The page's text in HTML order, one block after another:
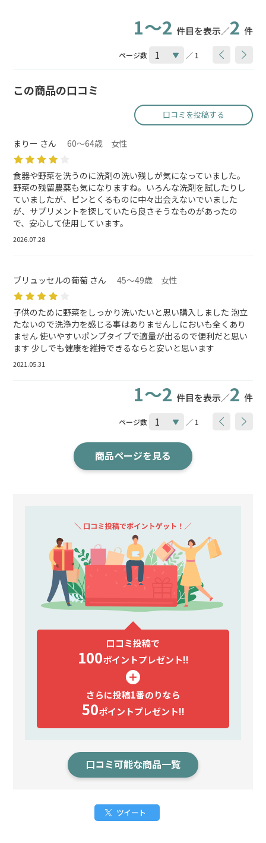
1～2 件目を表示／2 件
ページ数 ／ 1
この商品の口コミ
口コミを投稿する
まりー さん 60～64歳 女性
食器や野菜を洗うのに洗剤の洗い残しが気になっていました。
野菜の残留農薬も気になりますね。いろんな洗剤を試したりし
ていましたが、ピンとくるものに中々出会えないでいました
が、サプリメントを探していたら良さそうなものがあったの
で、安心して使用しています。
2026.07.28
ブリュッセルの葡萄 さん 45～49歳 女性
子供のために野菜をしっかり洗いたいと思い購入しました 泡立
たないので洗浄力を感じる事はありませんしにおいも全くあり
ません 使いやすいポンプタイプで適量が出るので便利だと思い
ます 少しでも健康を維持できるならと安いと思います
2021.05.31
1～2 件目を表示／2 件
ページ数 ／ 1
商品ページを見る
口コミ投稿で
100ポイントプレゼント!!
さらに投稿1番のりなら
50ポイントプレゼント!!
口コミ可能な商品一覧
ツイート